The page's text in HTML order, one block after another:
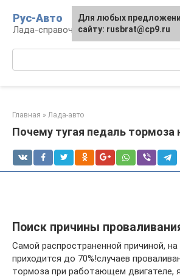
контенту
Рус-Авто
Лада-справочник
Главная » Лада-авто
Почему тугая педаль тормоза
Поиск причины
Самой распространенной причиной,
приходится до 70%!случаев
тормоза при работающем двигателе,
Для любых
сайту: rusbrat@cp9.ru